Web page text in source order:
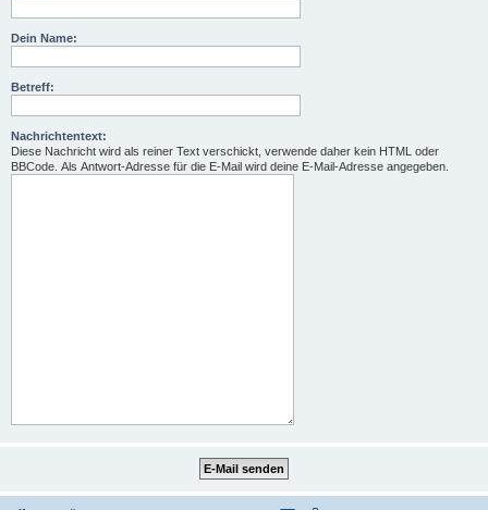
Dein Name:
Betreff:
Nachrichtentext:
Diese Nachricht wird als reiner Text verschickt, verwende daher kein HTML oder
BBCode. Als Antwort-Adresse für die E-Mail wird deine E-Mail-Adresse angegeben.